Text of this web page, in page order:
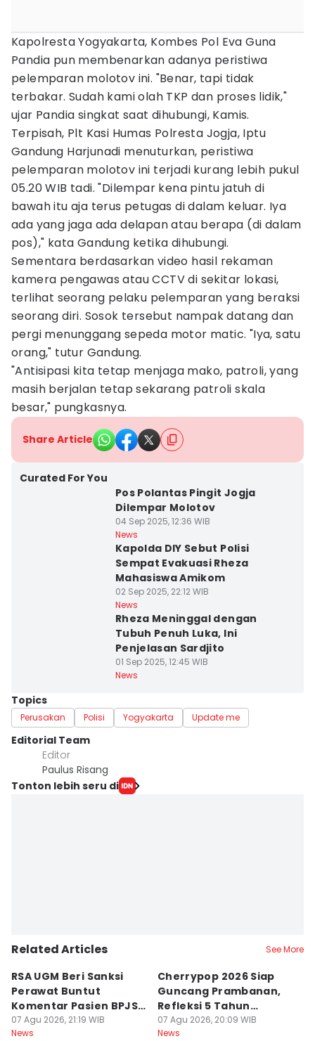
Kapolresta Yogyakarta, Kombes Pol Eva Guna
Pandia pun membenarkan adanya peristiwa
pelemparan molotov ini. "Benar, tapi tidak
terbakar. Sudah kami olah TKP dan proses lidik,"
ujar Pandia singkat saat dihubungi, Kamis.
Terpisah, Plt Kasi Humas Polresta Jogja, Iptu
Gandung Harjunadi menuturkan, peristiwa
pelemparan molotov ini terjadi kurang lebih pukul
05.20 WIB tadi. "Dilempar kena pintu jatuh di
bawah itu aja terus petugas di dalam keluar. Iya
ada yang jaga ada delapan atau berapa (di dalam
pos)," kata Gandung ketika dihubungi.
Sementara berdasarkan video hasil rekaman
kamera pengawas atau CCTV di sekitar lokasi,
terlihat seorang pelaku pelemparan yang beraksi
seorang diri. Sosok tersebut nampak datang dan
pergi menunggang sepeda motor matic. "Iya, satu
orang," tutur Gandung.
"Antisipasi kita tetap menjaga mako, patroli, yang
masih berjalan tetap sekarang patroli skala
besar," pungkasnya.
Share Article
Curated For You
Pos Polantas Pingit Jogja
Dilempar Molotov
04 Sep 2025, 12:36 WIB
News
Kapolda DIY Sebut Polisi
Sempat Evakuasi Rheza
Mahasiswa Amikom
02 Sep 2025, 22:12 WIB
News
Rheza Meninggal dengan
Tubuh Penuh Luka, Ini
Penjelasan Sardjito
01 Sep 2025, 12:45 WIB
News
Topics
Perusakan Polisi Yogyakarta Update me
Editorial Team
Editor
Paulus Risang
Tonton lebih seru di
Related Articles See More
RSA UGM Beri Sanksi
Perawat Buntut
Komentar Pasien BPJS
di Medsos
07 Agu 2026, 21:19 WIB
News
Cherrypop 2026 Siap
Guncang Prambanan,
Refleksi 5 Tahun
Perjalanan
07 Agu 2026, 20:09 WIB
News